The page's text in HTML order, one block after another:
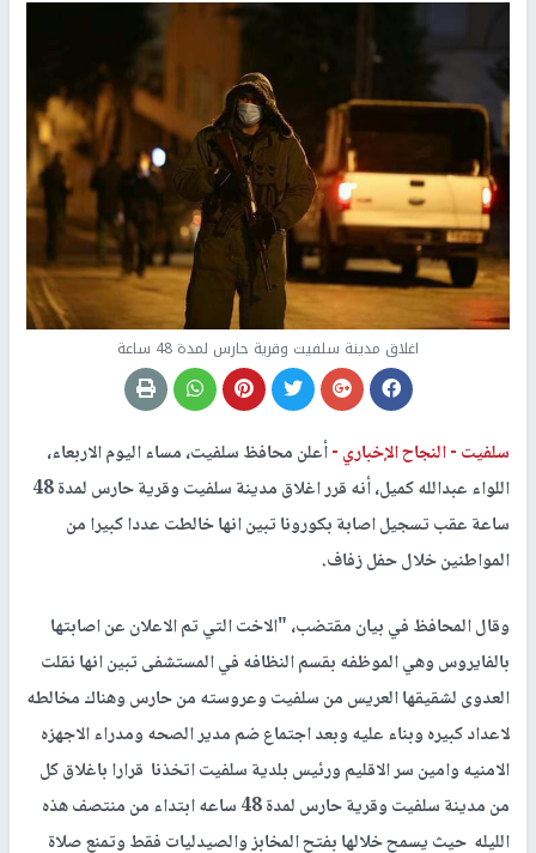
اغلاق مدينة سلفيت وقرية حارس لمدة 48 ساعة
سلفيت -النجاح الإخباري -أعلن محافظ سلفيت، مساء اليوم الاربعاء،
اللواء عبدالله كميل، أنه قرر اغلاق مدينة سلفيت وقرية حارس لمدة 48
ساعة عقب تسجيل اصابة بكورونا تبين انها خالطت عددا كبيرا من
المواطنين خلال حفل زفاف.
وقال المحافظ في بيان مقتضب، "الاخت التي تم الاعلان عن اصابتها
بالفايروس وهي الموظفه بقسم النظافه في المستشفى تبين انها نقلت
العدوى لشقيقها العريس من سلفيت وعروسته من حارس وهناك مخالطه
لاعداد كبيره وبناء عليه وبعد اجتماع ضم مدير الصحه ومدراء الاجهزه
الامنيه وامين سر الاقليم ورئيس بلدية سلفيت اتخذنا قرارا باغلاق كل
من مدينة سلفيت وقرية حارس لمدة 48 ساعه ابتداء من منتصف هذه
الليله حيث يسمح خلالها بفتح المخابز والصيدليات فقط وتمنع صلاة